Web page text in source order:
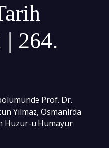
264.
Prof. Dr.
Yılmaz, Osmanlı’da
Huzur-u Humayun